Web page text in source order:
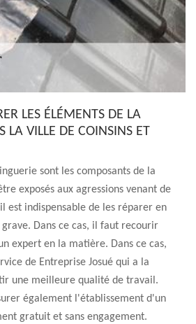
LES ÉLÉMENTS DE LA
LA VILLE DE COINSINS ET
sont les composants de la
exposés aux agressions venant de
est indispensable de les réparer en
Dans ce cas, il faut recourir
expert en la matière. Dans ce cas,
de Entreprise Josué qui a la
une meilleure qualité de travail.
également l'établissement d'un
gratuit et sans engagement.